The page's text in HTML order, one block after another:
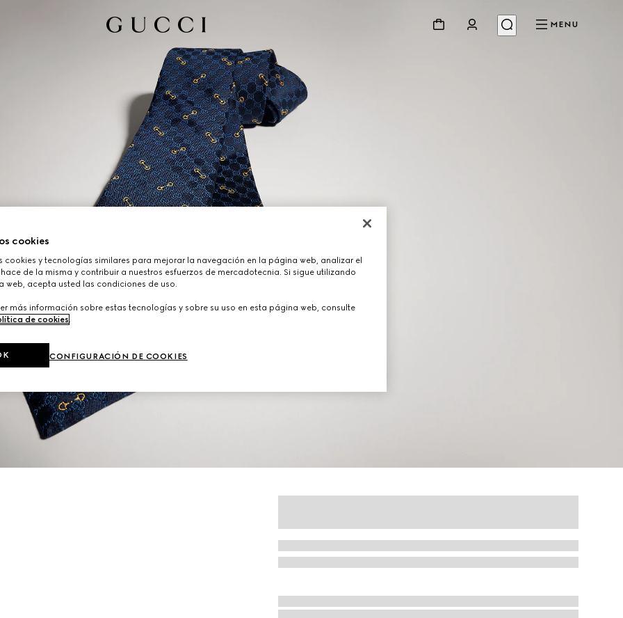
MENU
cookies
cookies y tecnologías similares para mejorar la navegación en la página web, analizar el
hace de la misma y contribuir a nuestros esfuerzos de mercadotecnia. Si sigue utilizando
web, acepta usted las condiciones de uso.
más información sobre estas tecnologías y sobre su uso en esta página web, consulte
de cookies.
CONFIGURACIÓN DE COOKIES